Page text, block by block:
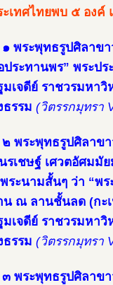
ะเทศไทยพบ ๕ องค์
พระพุทธรูปศิลาขา
ประทานพร” พระป
มเจดีย์ ราชวรมหา
ธรรม (วิตรรกมุทรา
พระพุทธรูปศิลาข
รเชษฐ์ เศวตอัศมมั
พระนามสั้นๆ ว่า “พ
น ณ ลานชั้นลด (กะ
มเจดีย์ ราชวรมหา
ธรรม (วิตรรกมุทรา
พระพุทธรูปศิลาข